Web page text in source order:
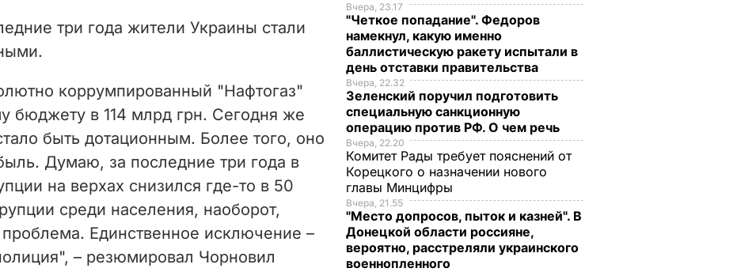
три года жители Украины стали
коррумпированный "Нафтогаз"
бюджету в 114 млрд грн. Сегодня же
быть дотационным. Более того, оно
Думаю, за последние три года в
на верхах снизился где-то в 50
среди населения, наоборот,
Единственное исключение –
– резюмировал Чорновил
Вчера, 23.17
"Четкое попадание". Федоров
намекнул, какую именно
баллистическую ракету испытали в
день отставки правительства
Вчера, 22.32
Зеленский поручил подготовить
специальную санкционную
операцию против РФ. О чем речь
Вчера, 22.20
Комитет Рады требует пояснений от
Корецкого о назначении нового
главы Минцифры
Вчера, 21.55
"Место допросов, пыток и казней". В
Донецкой области россияне,
вероятно, расстреляли украинского
военнопленного